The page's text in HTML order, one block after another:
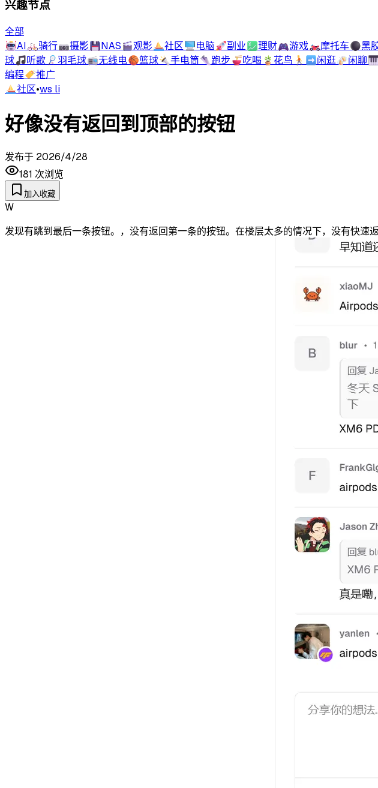
兴趣节点
全部
🤖AI🚲骑行📷摄影💾NAS🎬观影⛵社区🖥️电脑🚀副业💹理财🎮游戏🏍️摩托车⚫黑
球🎵听歌 🏸羽毛球📻无线电🏀篮球🔦手电筒👟跑步🍜吃喝 🪴 花鸟 🚶‍➡️闲逛🍻闲聊🎹
编程🏷️推广
⛵社区•ws li
好像没有返回到顶部的按钮
发布于 2026/4/28
181 次浏览
加入收藏
W
发现有跳到最后一条按钮。，没有返回第一条的按钮。在楼层太多的情况下，没有快速